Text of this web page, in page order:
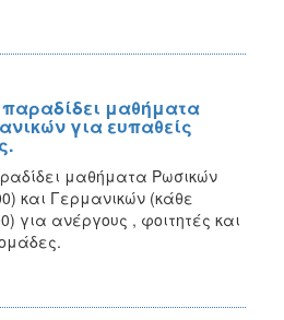
παραδίδει μαθήματα
για ευπαθείς
μαθήματα Ρωσικών
και Γερμανικών (κάθε
για ανέργους , φοιτητές και